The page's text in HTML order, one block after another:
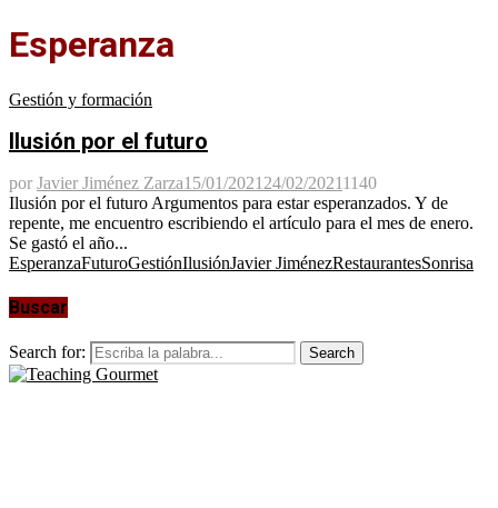
Esperanza
Gestión y formación
Ilusión por el futuro
por Javier Jiménez Zarza15/01/2021 24/02/20211140
Ilusión por el futuro Argumentos para estar esperanzados. Y de
repente, me encuentro escribiendo el artículo para el mes de enero.
Se gastó el año...
EsperanzaFuturoGestiónIlusiónJavier JiménezRestaurantesSonrisa
Buscar
Search for: Search